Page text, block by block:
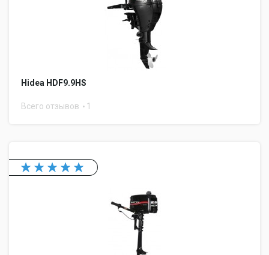
Hidea HDF9.9HS
Всего отзывов 1